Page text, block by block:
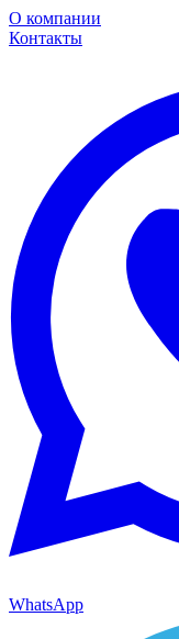
О компании
Контакты
WhatsApp